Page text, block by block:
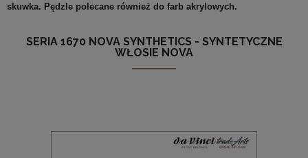
skuwka. Pędzle polecane również do farb akrylowych.
SERIA 1670 NOVA SYNTHETICS - SYNTETYCZNE
WŁOSIE NOVA